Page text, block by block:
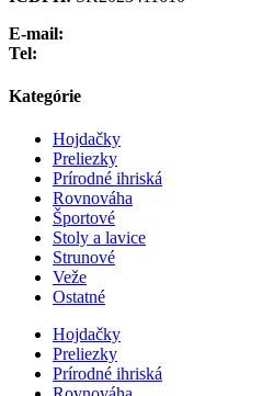
E-mail:
Tel:
Kategórie
Hojdačky
Preliezky
Prírodné ihriská
Rovnováha
Športové
Stoly a lavice
Strunové
Veže
Ostatné
Hojdačky
Preliezky
Prírodné ihriská